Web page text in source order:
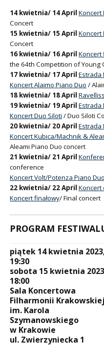
14 kwietnia/ 14 April Koncert
Concert
15 kwietnia/ 15 April Koncert
Concert
16 kwietnia/ 16 April Koncert
the 64th Competition of Young
17 kwietnia/ 17 April Estrada
Koncert Alaimo Piano Duo /
18 kwietnia/ 18 April
19 kwietnia/ 19 April Estrada
Koncert Duo Siloti / Duo Siloti
20 kwietnia/ 20 April Estrada
Koncert Kubica/Machnik &
Aleami Piano Duo concert
21 kwietnia/ 21 April
conference
Koncert Volt/Potenza Piano Duo
22 kwietnia/ 22 April Koncert
Koncert finałowy/ Final concert
PROGRAM
piątek 14 kwietnia
19:30
sobota 15 kwietnia
18:00
Sala Koncertowa
Filharmonii Krakowskiej
im. Karola
Szymanowskiego
w Krakowie
ul. Zwierzyniecka 1